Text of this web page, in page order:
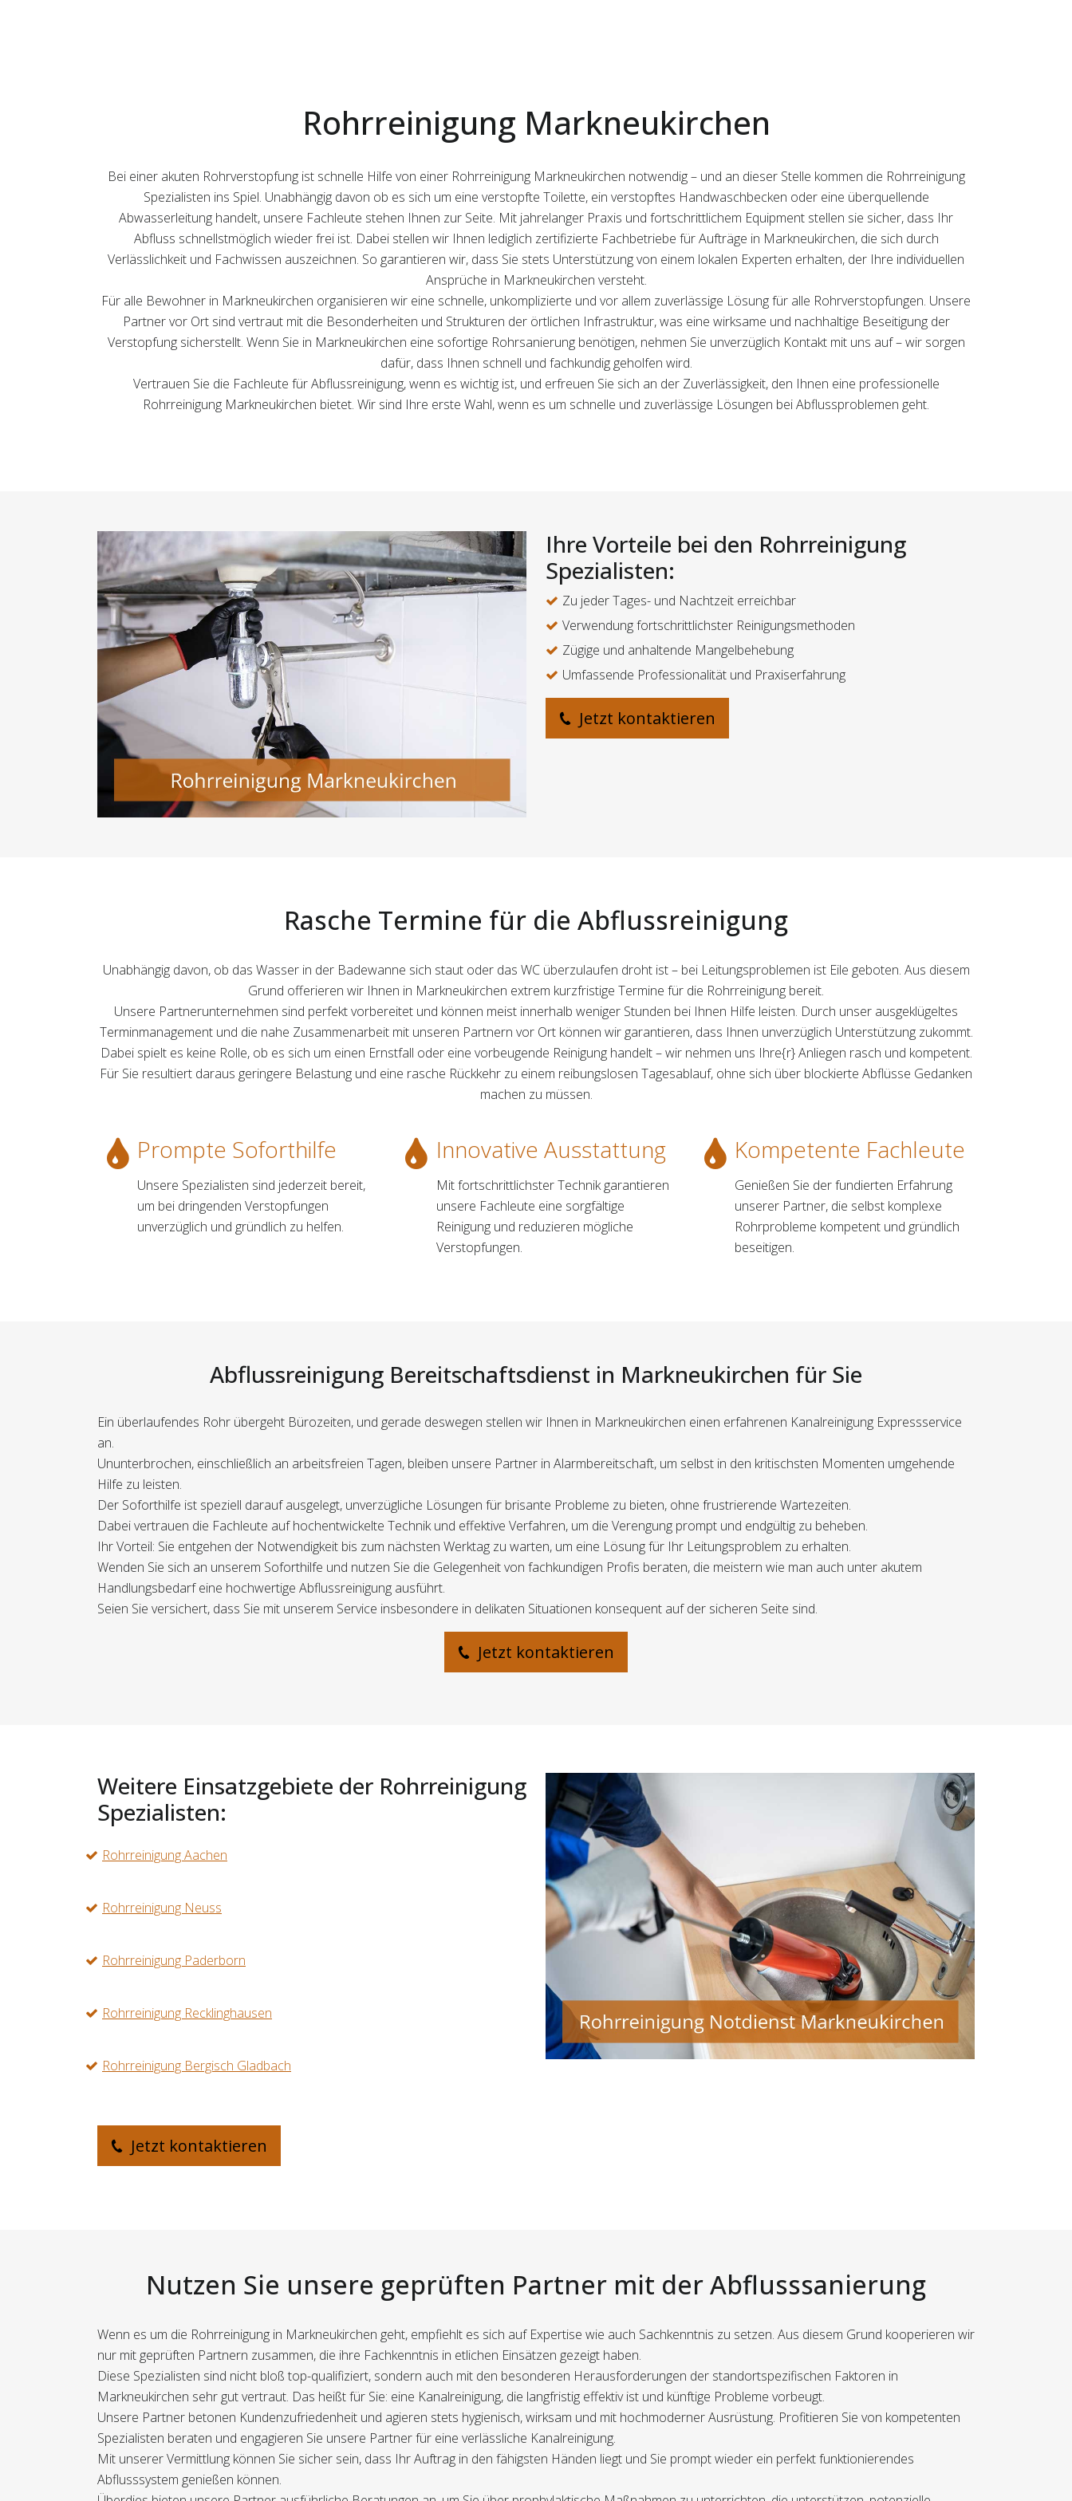
Rohrreinigung Markneukirchen
Bei einer akuten Rohrverstopfung ist schnelle Hilfe von einer Rohrreinigung Markneukirchen notwendig – und an dieser Stelle kommen die Rohrreinigung
Spezialisten ins Spiel. Unabhängig davon ob es sich um eine verstopfte Toilette, ein verstopftes Handwaschbecken oder eine überquellende
Abwasserleitung handelt, unsere Fachleute stehen Ihnen zur Seite. Mit jahrelanger Praxis und fortschrittlichem Equipment stellen sie sicher, dass Ihr
Abfluss schnellstmöglich wieder frei ist. Dabei stellen wir Ihnen lediglich zertifizierte Fachbetriebe für Aufträge in Markneukirchen, die sich durch
Verlässlichkeit und Fachwissen auszeichnen. So garantieren wir, dass Sie stets Unterstützung von einem lokalen Experten erhalten, der Ihre individuellen
Ansprüche in Markneukirchen versteht.
Für alle Bewohner in Markneukirchen organisieren wir eine schnelle, unkomplizierte und vor allem zuverlässige Lösung für alle Rohrverstopfungen. Unsere
Partner vor Ort sind vertraut mit die Besonderheiten und Strukturen der örtlichen Infrastruktur, was eine wirksame und nachhaltige Beseitigung der
Verstopfung sicherstellt. Wenn Sie in Markneukirchen eine sofortige Rohrsanierung benötigen, nehmen Sie unverzüglich Kontakt mit uns auf – wir sorgen
dafür, dass Ihnen schnell und fachkundig geholfen wird.
Vertrauen Sie die Fachleute für Abflussreinigung, wenn es wichtig ist, und erfreuen Sie sich an der Zuverlässigkeit, den Ihnen eine professionelle
Rohrreinigung Markneukirchen bietet. Wir sind Ihre erste Wahl, wenn es um schnelle und zuverlässige Lösungen bei Abflussproblemen geht.
Ihre Vorteile bei den Rohrreinigung
Spezialisten:
Zu jeder Tages- und Nachtzeit erreichbar
Verwendung fortschrittlichster Reinigungsmethoden
Zügige und anhaltende Mangelbehebung
Umfassende Professionalität und Praxiserfahrung
Jetzt kontaktieren
Rasche Termine für die Abflussreinigung
Unabhängig davon, ob das Wasser in der Badewanne sich staut oder das WC überzulaufen droht ist – bei Leitungsproblemen ist Eile geboten. Aus diesem
Grund offerieren wir Ihnen in Markneukirchen extrem kurzfristige Termine für die Rohrreinigung bereit.
Unsere Partnerunternehmen sind perfekt vorbereitet und können meist innerhalb weniger Stunden bei Ihnen Hilfe leisten. Durch unser ausgeklügeltes
Terminmanagement und die nahe Zusammenarbeit mit unseren Partnern vor Ort können wir garantieren, dass Ihnen unverzüglich Unterstützung zukommt.
Dabei spielt es keine Rolle, ob es sich um einen Ernstfall oder eine vorbeugende Reinigung handelt – wir nehmen uns Ihre{r} Anliegen rasch und kompetent.
Für Sie resultiert daraus geringere Belastung und eine rasche Rückkehr zu einem reibungslosen Tagesablauf, ohne sich über blockierte Abflüsse Gedanken
machen zu müssen.
Prompte Soforthilfe
Unsere Spezialisten sind jederzeit bereit,
um bei dringenden Verstopfungen
unverzüglich und gründlich zu helfen.
Innovative Ausstattung
Mit fortschrittlichster Technik garantieren
unsere Fachleute eine sorgfältige
Reinigung und reduzieren mögliche
Verstopfungen.
Kompetente Fachleute
Genießen Sie der fundierten Erfahrung
unserer Partner, die selbst komplexe
Rohrprobleme kompetent und gründlich
beseitigen.
Abflussreinigung Bereitschaftsdienst in Markneukirchen für Sie
Ein überlaufendes Rohr übergeht Bürozeiten, und gerade deswegen stellen wir Ihnen in Markneukirchen einen erfahrenen Kanalreinigung Expressservice
an.
Ununterbrochen, einschließlich an arbeitsfreien Tagen, bleiben unsere Partner in Alarmbereitschaft, um selbst in den kritischsten Momenten umgehende
Hilfe zu leisten.
Der Soforthilfe ist speziell darauf ausgelegt, unverzügliche Lösungen für brisante Probleme zu bieten, ohne frustrierende Wartezeiten.
Dabei vertrauen die Fachleute auf hochentwickelte Technik und effektive Verfahren, um die Verengung prompt und endgültig zu beheben.
Ihr Vorteil: Sie entgehen der Notwendigkeit bis zum nächsten Werktag zu warten, um eine Lösung für Ihr Leitungsproblem zu erhalten.
Wenden Sie sich an unserem Soforthilfe und nutzen Sie die Gelegenheit von fachkundigen Profis beraten, die meistern wie man auch unter akutem
Handlungsbedarf eine hochwertige Abflussreinigung ausführt.
Seien Sie versichert, dass Sie mit unserem Service insbesondere in delikaten Situationen konsequent auf der sicheren Seite sind.
Jetzt kontaktieren
Weitere Einsatzgebiete der Rohrreinigung
Spezialisten:
Rohrreinigung Aachen
Rohrreinigung Neuss
Rohrreinigung Paderborn
Rohrreinigung Recklinghausen
Rohrreinigung Bergisch Gladbach
Jetzt kontaktieren
Nutzen Sie unsere geprüften Partner mit der Abflusssanierung
Wenn es um die Rohrreinigung in Markneukirchen geht, empfiehlt es sich auf Expertise wie auch Sachkenntnis zu setzen. Aus diesem Grund kooperieren wir
nur mit geprüften Partnern zusammen, die ihre Fachkenntnis in etlichen Einsätzen gezeigt haben.
Diese Spezialisten sind nicht bloß top-qualifiziert, sondern auch mit den besonderen Herausforderungen der standortspezifischen Faktoren in
Markneukirchen sehr gut vertraut. Das heißt für Sie: eine Kanalreinigung, die langfristig effektiv ist und künftige Probleme vorbeugt.
Unsere Partner betonen Kundenzufriedenheit und agieren stets hygienisch, wirksam und mit hochmoderner Ausrüstung. Profitieren Sie von kompetenten
Spezialisten beraten und engagieren Sie unsere Partner für eine verlässliche Kanalreinigung.
Mit unserer Vermittlung können Sie sicher sein, dass Ihr Auftrag in den fähigsten Händen liegt und Sie prompt wieder ein perfekt funktionierendes
Abflusssystem genießen können.